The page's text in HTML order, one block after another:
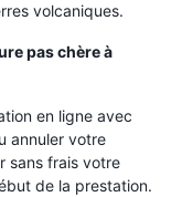
volcaniques.
pas chère à
en ligne avec
annuler votre
sans frais votre
de la prestation.